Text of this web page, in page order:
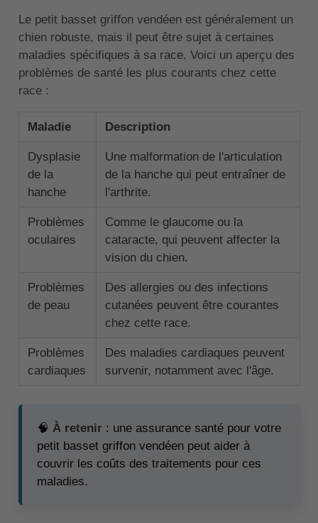
Le petit basset griffon vendéen est généralement un
chien robuste, mais il peut être sujet à certaines
maladies spécifiques à sa race. Voici un aperçu des
problèmes de santé les plus courants chez cette
race :
Maladie Description
Dysplasie
de la
hanche
Une malformation de l'articulation
de la hanche qui peut entraîner de
l'arthrite.
Problèmes
oculaires
Comme le glaucome ou la
cataracte, qui peuvent affecter la
vision du chien.
Problèmes
de peau
Des allergies ou des infections
cutanées peuvent être courantes
chez cette race.
Problèmes
cardiaques
Des maladies cardiaques peuvent
survenir, notamment avec l'âge.
🧠 À retenir : une assurance santé pour votre
petit basset griffon vendéen peut aider à
couvrir les coûts des traitements pour ces
maladies.